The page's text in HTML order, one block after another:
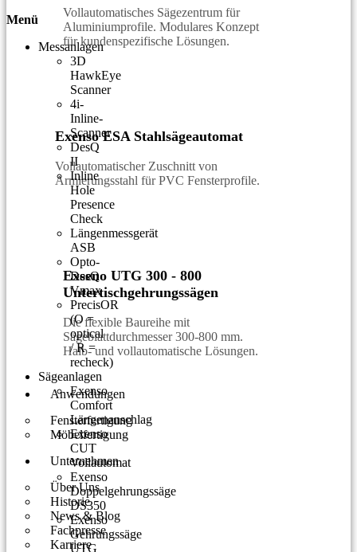
Vollautomatisches Sägezentrum für
Aluminiumprofile. Modulares Konzept
für kundenspezifische Lösungen.
Exenso ESA Stahlsägeautomat
Vollautomatischer Zuschnitt von
Armierungsstahl für PVC Fensterprofile.
Exseno UTG 300 - 800
Untertischgehrungssägen
Die flexible Baureihe mit
Sägeblattdurchmesser 300-800 mm.
Halb- und vollautomatische Lösungen.
Anwendungen
Fensterfertigung
Möbelfertigung
Unternehmen
Über Uns
Historie
News & Blog
Fachpresse
Karriere
Menü
Messanlagen
3D
HawkEye
Scanner
4i-
Inline-
Scanner
DesQ
II
Inline
Hole
Presence
Check
Längenmessgerät
ASB
Opto-
DesQ
Vmax
PrecisOR
(O =
optical
/ R =
recheck)
Sägeanlagen
Exenso
Comfort
Längenanschlag
Exenso
CUT
Vollautomat
Exenso
Doppelgehrungssäge
DS350
Exenso
Gehrungssäge
UTG